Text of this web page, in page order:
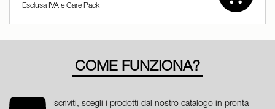
Esclusa IVA eCare Pack
COME FUNZIONA?
Iscriviti, scegli i prodotti dal nostro catalogo in pronta